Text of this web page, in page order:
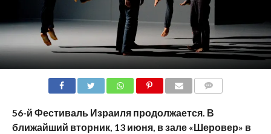
56-й Фестиваль Израиля продолжается. В
ближайший вторник, 13 июня, в зале «Шеровер» в